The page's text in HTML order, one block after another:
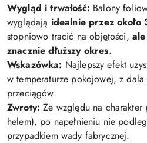
Wygląd i trwałość: Balony
wyglądają idealnie przez
stopniowo tracić na objętości,
znacznie dłuższy okres.
Wskazówka: Najlepszy efekt
w temperaturze pokojowej, z
przeciągów.
Zwroty: Ze względu na charakter
helem), po napełnieniu nie
przypadkiem wady fabrycznej.